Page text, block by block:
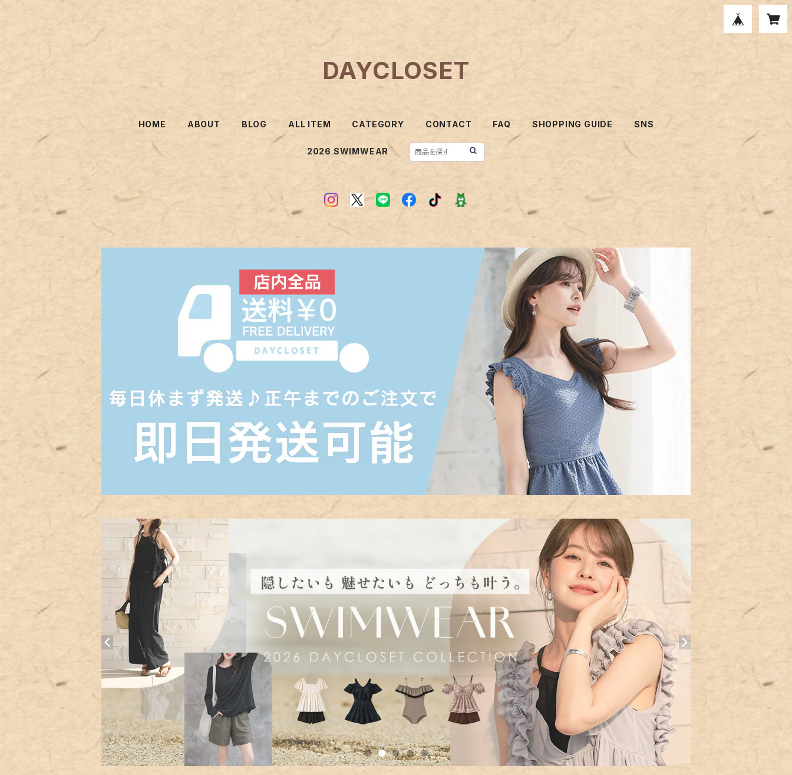
DAYCLOSET
HOME ABOUT BLOG ALL ITEM CATEGORY CONTACT FAQ SHOPPING GUIDE SNS
2026 SWIMWEAR